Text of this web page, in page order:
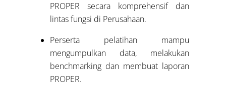
PROPER secara komprehensif dan
lintas fungsi di Perusahaan.
Perserta pelatihan mampu
mengumpulkan data, melakukan
benchmarking dan membuat laporan
PROPER.